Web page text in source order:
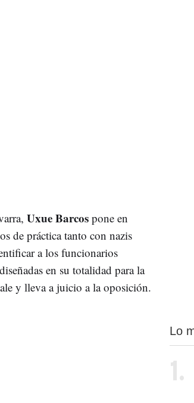
Uxue Barcos pone en
de práctica tanto con nazis
a los funcionarios
en su totalidad para la
y lleva a juicio a la oposición.
Lo
1.